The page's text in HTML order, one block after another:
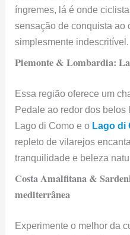
íngremes, lá é onde
sensação de conquista ao
simplesmente indescritível.
Piemonte & Lombardia:
Essa região oferece um
Pedale ao redor dos belos
Lago di Como e o Lago di
repleto de vilarejos
tranquilidade e beleza
Costa Amalfitana &
mediterrânea
Experimente o melhor da